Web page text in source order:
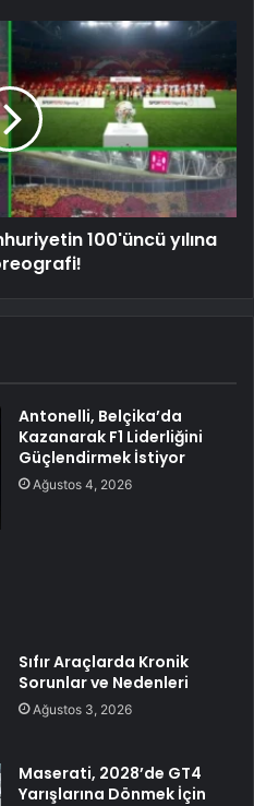
100'üncü yılına
Antonelli, Belçika’da
Kazanarak F1 Liderliğini
Güçlendirmek İstiyor
Ağustos 4, 2026
Sıfır Araçlarda Kronik
Sorunlar ve Nedenleri
Ağustos 3, 2026
Maserati, 2028’de GT4
Yarışlarına Dönmek İçin